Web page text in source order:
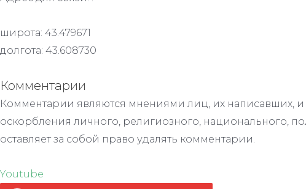
широта: 43.479671
долгота: 43.608730
Комментарии
Комментарии являются мнениями лиц, их написавших,
оскорбления личного, религиозного, национального,
оставляет за собой право удалять комментарии.
Youtube